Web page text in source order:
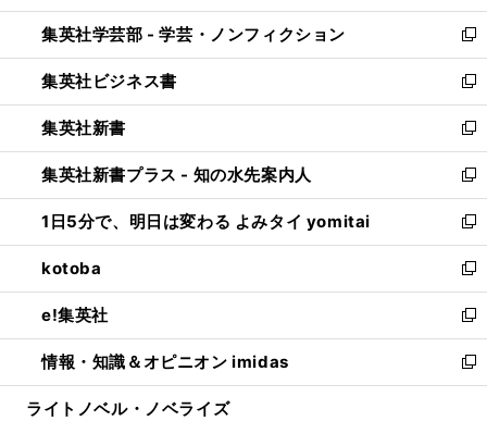
開
く
ウ
で
開
く
ン
ド
ウ
で
開
く
ウ
ィ
ン
ド
ウ
で
開
く
集英社学芸部 - 学芸・ノンフィクション
新
し
い
ウ
ィ
ン
ド
ウ
で
開
く
集英社ビジネス書
新
し
い
ウ
ィ
ン
ド
ウ
で
開
く
集英社新書
新
し
い
ウ
ィ
ン
ド
ウ
で
開
く
集英社新書プラス - 知の水先案内人
新
し
い
ウ
ィ
ン
ド
ウ
で
開
1日5分で、明日は変わる よみタイ yomitai
新
し
い
ウ
ィ
ン
ド
ウ
kotoba
新
し
い
ウ
ィ
ン
e!集英社
新
し
い
ウ
情報・知識＆オピニオン imidas
新
し
ライトノベル・ノベライズ